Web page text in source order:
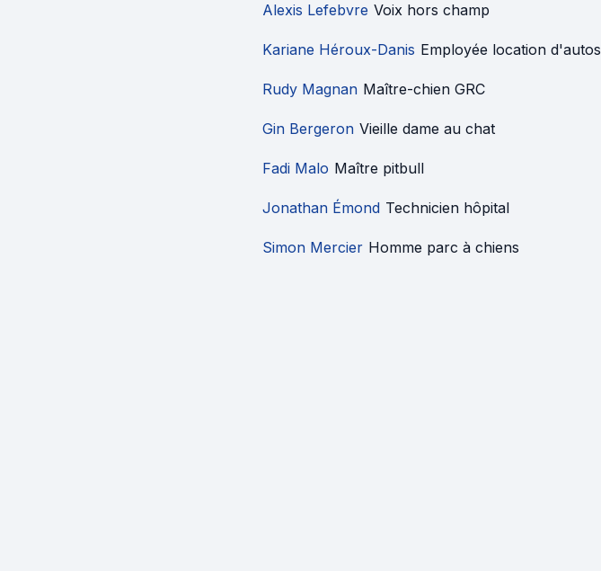
Alexis Lefebvre Voix hors champ
Kariane Héroux-Danis Employée location d'autos
Rudy Magnan Maître-chien GRC
Gin Bergeron Vieille dame au chat
Fadi Malo Maître pitbull
Jonathan Émond Technicien hôpital
Simon Mercier Homme parc à chiens